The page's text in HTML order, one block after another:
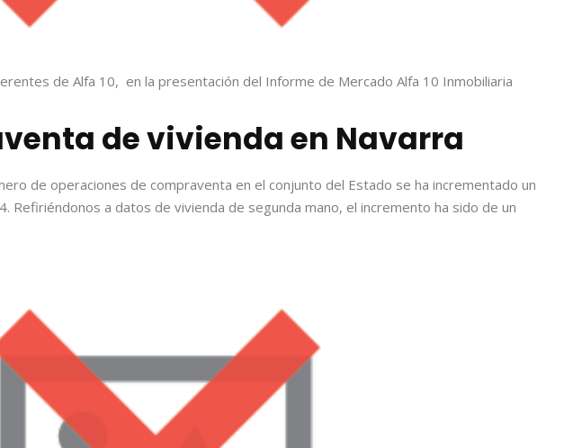
de Alfa 10, en la presentación del Informe de Mercado Alfa 10 Inmobiliaria
de vivienda en Navarra
de operaciones de compraventa en el conjunto del Estado se ha incrementado un
Refiriéndonos a datos de vivienda de segunda mano, el incremento ha sido de un